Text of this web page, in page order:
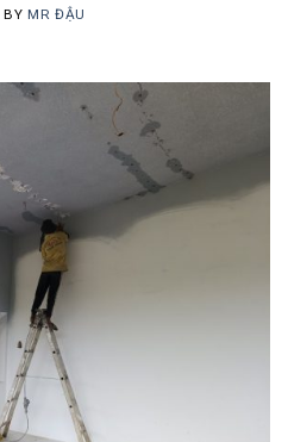
BYMR ĐẬU